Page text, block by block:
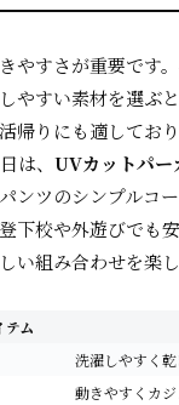
やすさが重要です。
やすい素材を選ぶと
帰りにも適してお
は、 UVカットパー
ンツのシンプルコ
下校や外遊びでも
い組み合わせを楽し
テム
洗濯しやすく
動きやすくカ